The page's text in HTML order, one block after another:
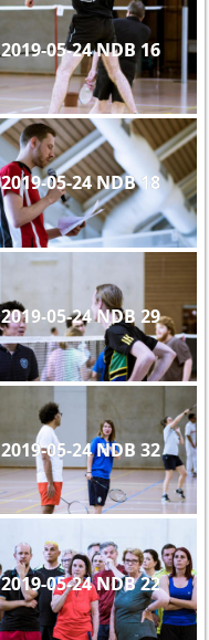
2019-05-24 NDB 16
2019-05-24 NDB 18
2019-05-24 NDB 29
2019-05-24 NDB 32
2019-05-24 NDB 22